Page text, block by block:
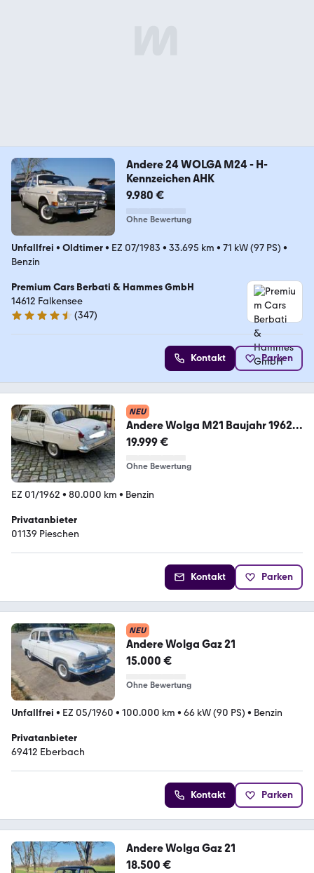
Andere 24 WOLGA M24 - H-
Kennzeichen AHK
9.980 €
Ohne Bewertung
Unfallfrei • Oldtimer• EZ 07/1983 • 33.695 km • 71 kW (97 PS) •
Benzin
Premium Cars Berbati & Hammes GmbH
14612 Falkensee
4.6 Sterne
(347)
Kontakt Parken
NEU
Andere Wolga M21 Baujahr 1962
Oldtimer
19.999 €
Ohne Bewertung
EZ 01/1962 • 80.000 km • Benzin
Privatanbieter
01139 Pieschen
Kontakt Parken
NEU
Andere Wolga Gaz 21
15.000 €
Ohne Bewertung
Unfallfrei • EZ 05/1960 • 100.000 km • 66 kW (90 PS) • Benzin
Privatanbieter
69412 Eberbach
Kontakt Parken
Andere Wolga Gaz 21
18.500 €